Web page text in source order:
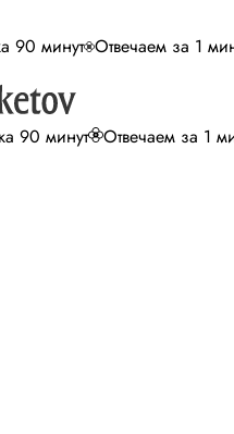
90 минут Отвечаем за 1
90 минут Отвечаем за 1